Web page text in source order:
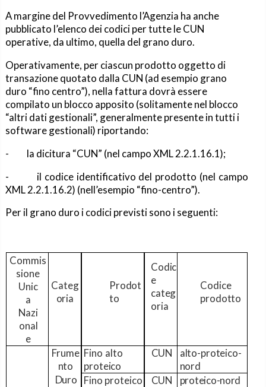
A margine del Provvedimento l’Agenzia ha anche
pubblicato l’elenco dei codici per tutte le CUN
operative, da ultimo, quella del grano duro.
Operativamente, per ciascun prodotto oggetto di
transazione quotato dalla CUN (ad esempio grano
duro “fino centro”), nella fattura dovrà essere
compilato un blocco apposito (solitamente nel blocco
“altri dati gestionali”, generalmente presente in tutti i
software gestionali) riportando:
- la dicitura “CUN” (nel campo XML 2.2.1.16.1); ­
- il codice identificativo del prodotto (nel campo
XML 2.2.1.16.2) (nell’esempio “fino-centro”).
Per il grano duro i codici previsti sono i seguenti:
Commis
sione
Unic
a
Nazi
onal
e
Categ
oria
Prodot
to
Codic
e
categ
oria
Codice
prodotto
Frume
nto
Fino alto
proteico
CUN
alto-proteico-
nord
Duro
Fino proteico CUN
proteico-nord